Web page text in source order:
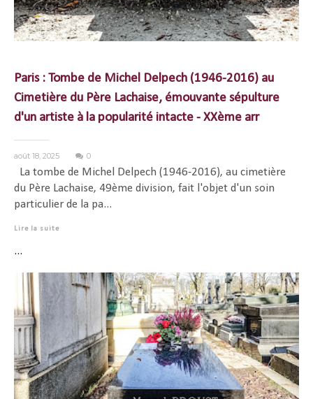
Paris : Tombe de Michel Delpech (1946-2016) au
Cimetière du Père Lachaise, émouvante sépulture
d'un artiste à la popularité intacte - XXème arr
août 18, 2025 0
La tombe de Michel Delpech (1946-2016), au cimetière
du Père Lachaise, 49ème division, fait l'objet d'un soin
particulier de la pa...
Lire la suite
...